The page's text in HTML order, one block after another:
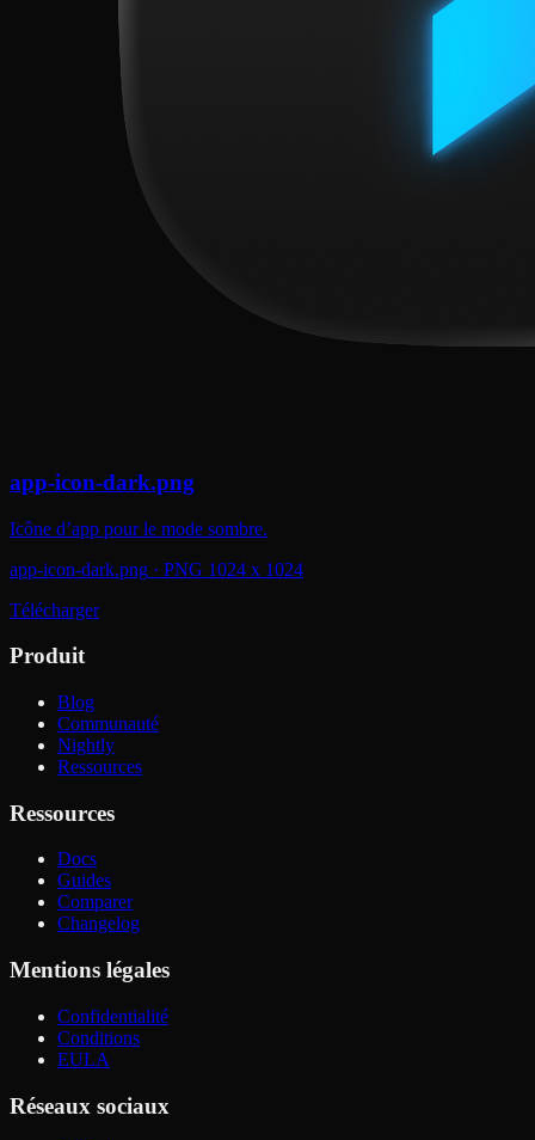
app-icon-dark.png
Icône d’app pour le mode sombre.
app-icon-dark.png · PNG 1024 x 1024
Télécharger
Produit
Blog
Communauté
Nightly
Ressources
Ressources
Docs
Guides
Comparer
Changelog
Mentions légales
Confidentialité
Conditions
EULA
Réseaux sociaux